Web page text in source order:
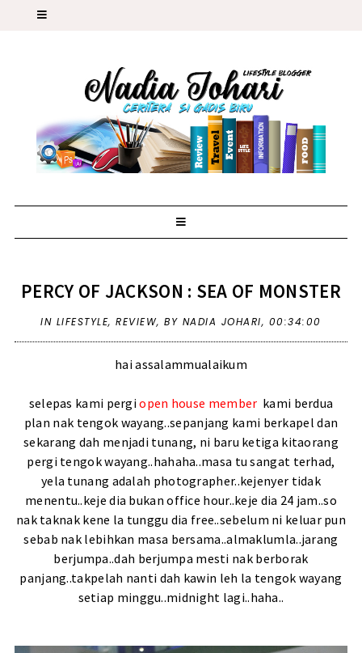
PERCY OF JACKSON : SEA OF MONSTER
IN LIFESTYLE,REVIEW,BY NADIA JOHARI, 00:34:00
hai assalammualaikum
selepas kami pergiopen house member kami berdua
plan nak tengok wayang..sepanjang kami berkapel dan
sekarang dah menjadi tunang, ni baru ketiga kitaorang
pergi tengok wayang..hahaha..masa tu sangat terhad,
yela tunang adalah photographer..kejenyer tidak
menentu..keje dia bukan office hour..keje dia 24 jam..so
nak taknak kene la tunggu dia free..sebelum ni keluar pun
sebab nak lebihkan masa bersama..almaklumla..jarang
berjumpa..dah berjumpa mesti nak berborak
panjang..takpelah nanti dah kawin leh la tengok wayang
setiap minggu..midnight lagi..haha..